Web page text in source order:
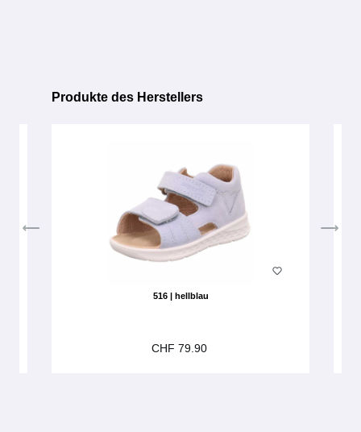
Produktgalerie überspringen
Produkte des Herstellers
516 | hellblau
CHF 79.90